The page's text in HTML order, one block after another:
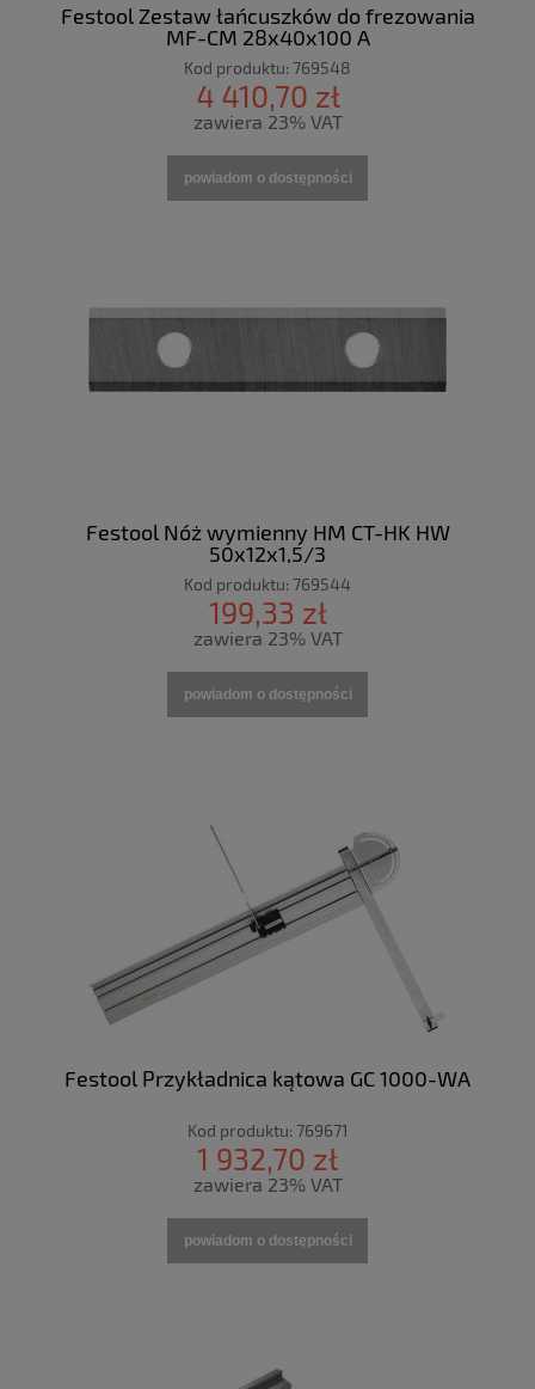
Festool Zestaw łańcuszków do frezowania
MF-CM 28x40x100 A
Kod produktu: 769548
4 410,70 zł
zawiera 23% VAT
powiadom o dostępności
Festool Nóż wymienny HM CT-HK HW
50x12x1,5/3
Kod produktu: 769544
199,33 zł
zawiera 23% VAT
powiadom o dostępności
Festool Przykładnica kątowa GC 1000-WA
Kod produktu: 769671
1 932,70 zł
zawiera 23% VAT
powiadom o dostępności